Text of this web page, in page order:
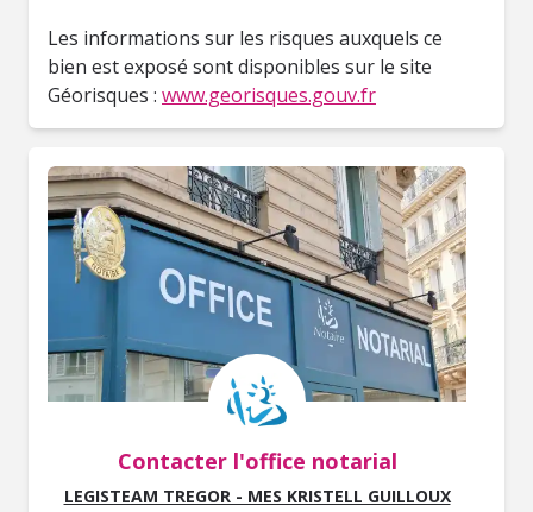
Les informations sur les risques auxquels ce
bien est exposé sont disponibles sur le site
Géorisques : www.georisques.gouv.fr
Contacter l'office notarial
LEGISTEAM TREGOR - MES KRISTELL GUILLOUX